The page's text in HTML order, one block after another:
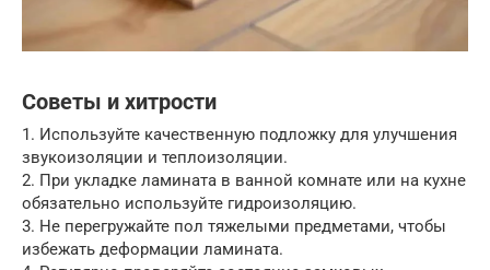
Советы и хитрости
1. Используйте качественную подложку для улучшения
звукоизоляции и теплоизоляции.
2. При укладке ламината в ванной комнате или на кухне
обязательно используйте гидроизоляцию.
3. Не перегружайте пол тяжелыми предметами, чтобы
избежать деформации ламината.